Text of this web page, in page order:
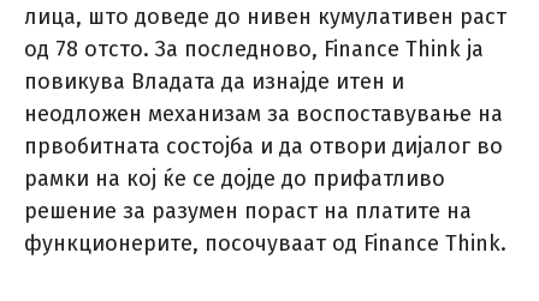
лица, што доведе до нивен кумулативен раст
од 78 отсто. За последново, Finance Think ја
повикува Владата да изнајде итен и
неодложен механизам за воспоставување на
првобитната состојба и да отвори дијалог во
рамки на кој ќе се дојде до прифатливо
решение за разумен пораст на платите на
функционерите, посочуваат од Finance Think.